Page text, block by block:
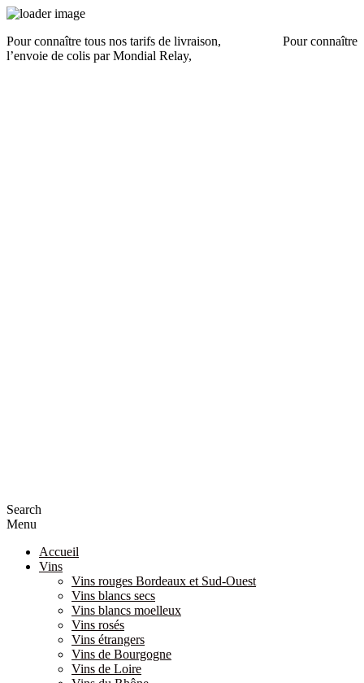
Pour connaître tous nos tarifs de livraison,
Pour connaître
l’envoie de colis par Mondial Relay,
Search
Menu
Accueil
Vins
Vins rouges Bordeaux et Sud-Ouest
Vins blancs secs
Vins blancs moelleux
Vins rosés
Vins étrangers
Vins de Bourgogne
Vins de Loire